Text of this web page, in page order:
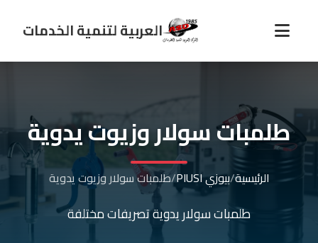
العربية لتنمية الخدمات
طلمبات سولار وزيوت يدوية
الرئيسية/بيوزي PIUSI /طلمبات سولار وزيوت يدوية
طلمبات سولار يدوية تصريفات مختلفة